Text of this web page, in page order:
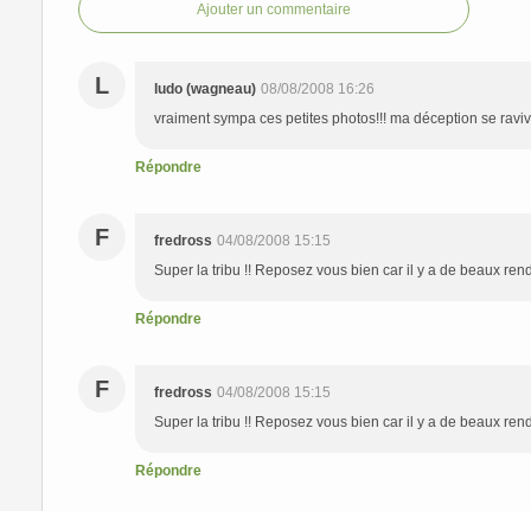
Ajouter un commentaire
L ludo (wagneau) 08/08/2008 16:26
vraiment sympa ces petites photos!!! ma déception se
Répondre
F fredross 04/08/2008 15:15
Super la tribu !! Reposez vous bien car il y a de beaux
Répondre
F fredross 04/08/2008 15:15
Super la tribu !! Reposez vous bien car il y a de beaux
Répondre